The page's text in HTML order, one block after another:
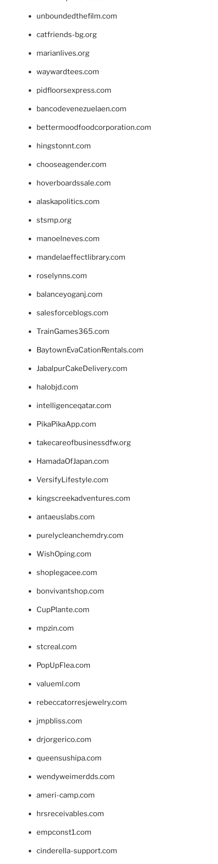
unboundedthefilm.com
catfriends-bg.org
marianlives.org
waywardtees.com
pidfloorsexpress.com
bancodevenezuelaen.com
bettermoodfoodcorporation.com
hingstonnt.com
chooseagender.com
hoverboardssale.com
alaskapolitics.com
stsmp.org
manoelneves.com
mandelaeffectlibrary.com
roselynns.com
balanceyoganj.com
salesforceblogs.com
TrainGames365.com
BaytownEvaCationRentals.com
JabalpurCakeDelivery.com
halobjd.com
intelligenceqatar.com
PikaPikaApp.com
takecareofbusinessdfw.org
HamadaOfJapan.com
VersifyLifestyle.com
kingscreekadventures.com
antaeuslabs.com
purelycleanchemdry.com
WishOping.com
shoplegacee.com
bonvivantshop.com
CupPlante.com
mpzin.com
stcreal.com
PopUpFlea.com
valueml.com
rebeccatorresjewelry.com
jmpbliss.com
drjorgerico.com
queensushipa.com
wendyweimerdds.com
ameri-camp.com
hrsreceivables.com
empconst1.com
cinderella-support.com